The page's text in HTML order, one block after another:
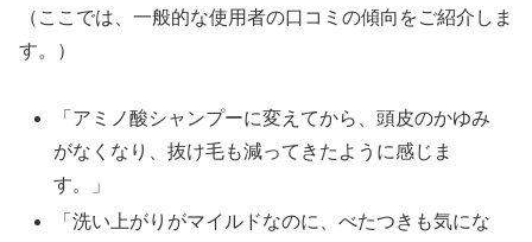
（ここでは、一般的な使用者の口コミの傾向をご紹介しま
す。）
「アミノ酸シャンプーに変えてから、頭皮のかゆみ
がなくなり、抜け毛も減ってきたように感じま
す。」
「洗い上がりがマイルドなのに、べたつきも気にな